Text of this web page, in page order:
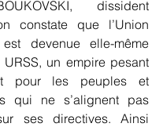
dissident
constate que l’Union
est devenue elle-même
un empire pesant
pour les peuples et
qui ne s’alignent pas
ses directives. Ainsi